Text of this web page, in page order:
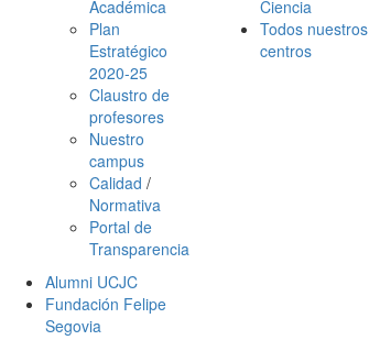
Académica
Plan
Estratégico
2020-25
Claustro de
profesores
Nuestro
campus
Calidad /
Normativa
Portal de
Transparencia
Alumni UCJC
Fundación Felipe
Segovia
Ciencia
Todos nuestros
centros